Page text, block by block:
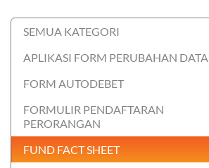
SEMUA KATEGORI
APLIKASI FORM PERUBAHAN DATA
FORM AUTODEBET
FORMULIR PENDAFTARAN
PERORANGAN
FUND FACT SHEET